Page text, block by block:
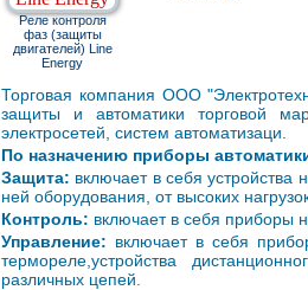
Реле контроля
фаз (защиты
двигателей) Line
Energy
Торговая компания ООО
защиты и автоматики торговой
электросетей, систем автоматизаци.
По назначению приборы
Защита: включает в себя устройства
ней оборудования, от высоких
Контроль: включает в себя приборы
Управление: включает в себя
термореле,устройства
различных цепей.